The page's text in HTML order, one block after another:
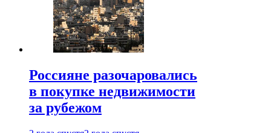
Россияне разочаровались
в покупке недвижимости
за рубежом